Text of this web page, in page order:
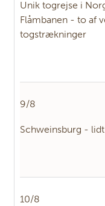
Unik togrejse i
Flåmbanen - to af
togstrækninger
9/8
Schweinsburg -
10/8